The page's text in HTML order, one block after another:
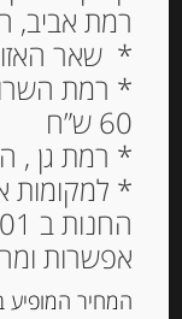
זיתים
“Ficacci”
₪34.00
רמת אביב,
* שאר
* רמת
60 ש”ח
* רמת גן ,
* למקומות
אפשרות
המחיר המופיע